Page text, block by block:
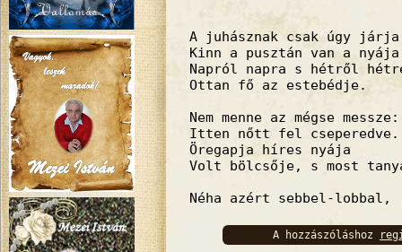
A juhásznak csak úgy
Kinn a pusztán van a
Napról napra s hétről
Ottan fő az estebédje.
Nem menne az mégse messze:
Itten nőtt fel cseperedve.
Öregapja híres nyája
Volt bölcsője, s most
Néha azért sebbel-lobbal,
A hozzászóláshoz